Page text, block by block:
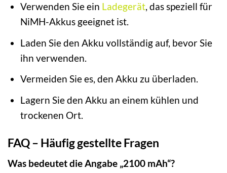
Verwenden Sie ein Ladegerät, das speziell für
NiMH-Akkus geeignet ist.
Laden Sie den Akku vollständig auf, bevor Sie
ihn verwenden.
Vermeiden Sie es, den Akku zu überladen.
Lagern Sie den Akku an einem kühlen und
trockenen Ort.
FAQ – Häufig gestellte Fragen
Was bedeutet die Angabe „2100 mAh“?